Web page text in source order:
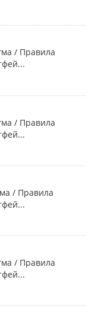
/ Правила
/ Правила
/ Правила
/ Правила